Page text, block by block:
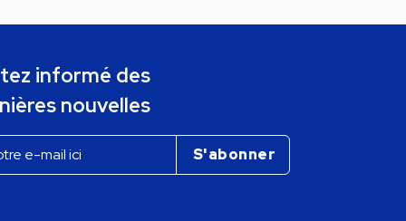
informé des
nouvelles